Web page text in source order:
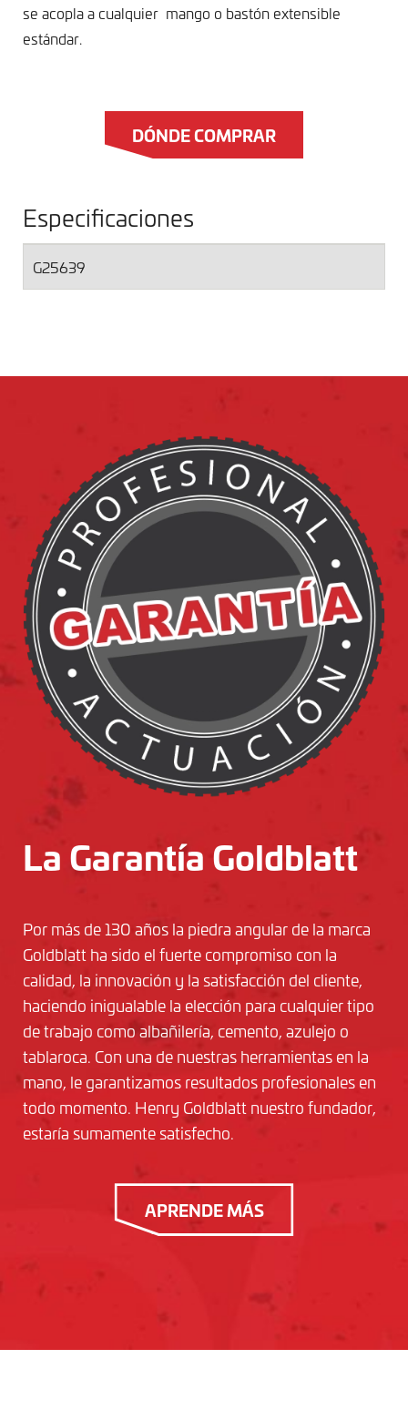
se acopla a cualquier mango o bastón extensible
estándar.
DÓNDE COMPRAR
Especificaciones
G25639
La Garantía Goldblatt
Por más de 130 años la piedra angular de la marca
Goldblatt ha sido el fuerte compromiso con la
calidad, la innovación y la satisfacción del cliente,
haciendo inigualable la elección para cualquier tipo
de trabajo como albañilería, cemento, azulejo o
tablaroca. Con una de nuestras herramientas en la
mano, le garantizamos resultados profesionales en
todo momento. Henry Goldblatt nuestro fundador,
estaría sumamente satisfecho.
APRENDE MÁS